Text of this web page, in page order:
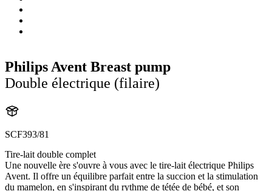
Philips Avent Breast pump
Double électrique (filaire)
SCF393/81
Tire-lait double complet
Une nouvelle ère s'ouvre à vous avec le tire-lait électrique Philips
Avent. Il offre un équilibre parfait entre la succion et la stimulation
du mamelon, en s'inspirant du rythme de tétée de bébé, et son